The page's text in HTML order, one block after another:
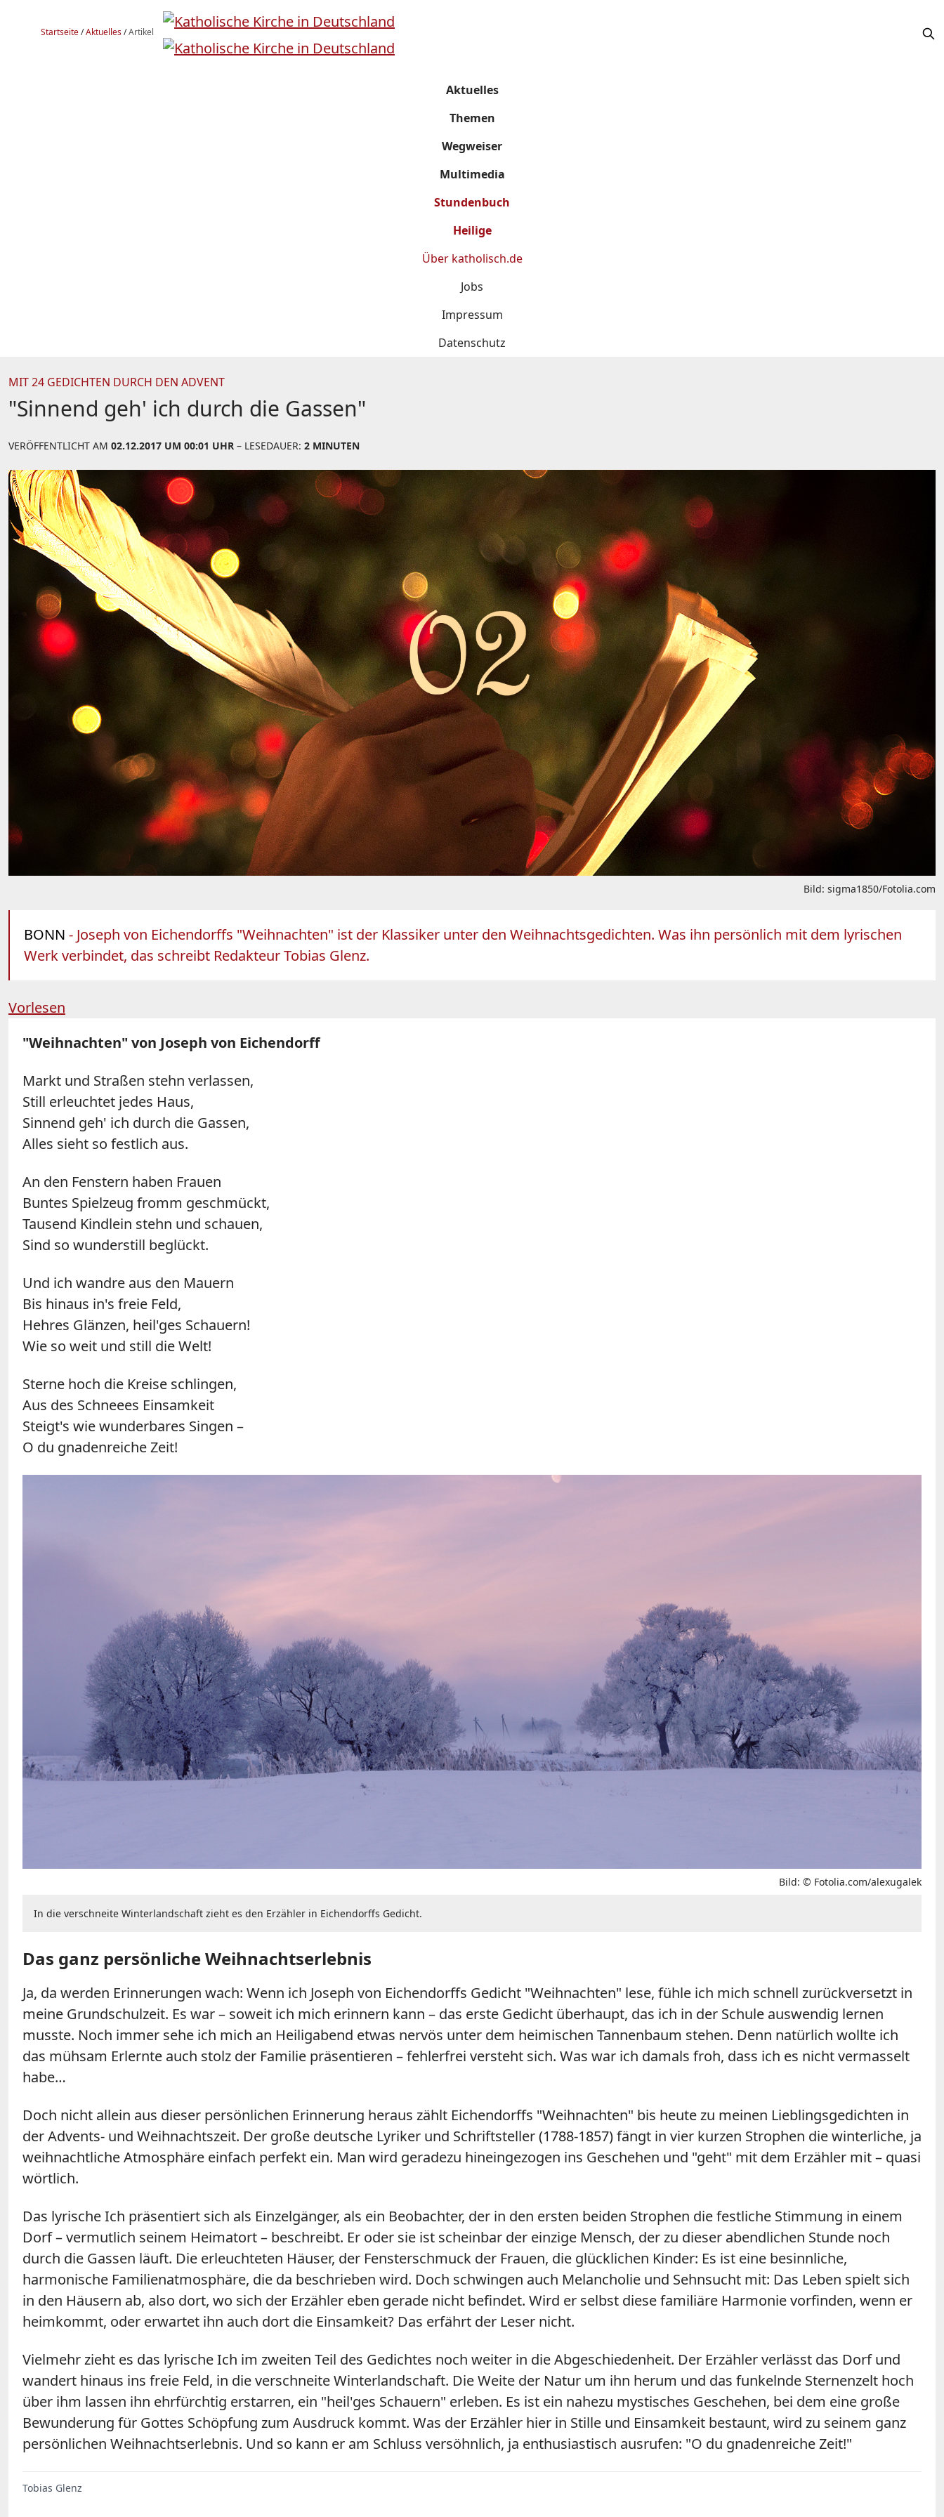
Startseite/Aktuelles/Artikel
Aktuelles
Themen
Wegweiser
Multimedia
Stundenbuch
Heilige
Über katholisch.de
Jobs
Impressum
Datenschutz
MIT 24 GEDICHTEN DURCH DEN ADVENT
"Sinnend geh' ich durch die Gassen"
VERÖFFENTLICHT AM 02.12.2017 UM 00:01 UHR – LESEDAUER: 2 MINUTEN
Bild: sigma1850/Fotolia.com
BONN - Joseph von Eichendorffs "Weihnachten" ist der Klassiker unter den Weihnachtsgedichten. Was ihn persönlich mit dem lyrischen
Werk verbindet, das schreibt Redakteur Tobias Glenz.
Vorlesen
"Weihnachten" von Joseph von Eichendorff
Markt und Straßen stehn verlassen,
Still erleuchtet jedes Haus,
Sinnend geh' ich durch die Gassen,
Alles sieht so festlich aus.
An den Fenstern haben Frauen
Buntes Spielzeug fromm geschmückt,
Tausend Kindlein stehn und schauen,
Sind so wunderstill beglückt.
Und ich wandre aus den Mauern
Bis hinaus in's freie Feld,
Hehres Glänzen, heil'ges Schauern!
Wie so weit und still die Welt!
Sterne hoch die Kreise schlingen,
Aus des Schneees Einsamkeit
Steigt's wie wunderbares Singen –
O du gnadenreiche Zeit!
Bild: © Fotolia.com/alexugalek
In die verschneite Winterlandschaft zieht es den Erzähler in Eichendorffs Gedicht.
Das ganz persönliche Weihnachtserlebnis
Ja, da werden Erinnerungen wach: Wenn ich Joseph von Eichendorffs Gedicht "Weihnachten" lese, fühle ich mich schnell zurückversetzt in
meine Grundschulzeit. Es war – soweit ich mich erinnern kann – das erste Gedicht überhaupt, das ich in der Schule auswendig lernen
musste. Noch immer sehe ich mich an Heiligabend etwas nervös unter dem heimischen Tannenbaum stehen. Denn natürlich wollte ich
das mühsam Erlernte auch stolz der Familie präsentieren – fehlerfrei versteht sich. Was war ich damals froh, dass ich es nicht vermasselt
habe…
Doch nicht allein aus dieser persönlichen Erinnerung heraus zählt Eichendorffs "Weihnachten" bis heute zu meinen Lieblingsgedichten in
der Advents- und Weihnachtszeit. Der große deutsche Lyriker und Schriftsteller (1788-1857) fängt in vier kurzen Strophen die winterliche, ja
weihnachtliche Atmosphäre einfach perfekt ein. Man wird geradezu hineingezogen ins Geschehen und "geht" mit dem Erzähler mit – quasi
wörtlich.
Das lyrische Ich präsentiert sich als Einzelgänger, als ein Beobachter, der in den ersten beiden Strophen die festliche Stimmung in einem
Dorf – vermutlich seinem Heimatort – beschreibt. Er oder sie ist scheinbar der einzige Mensch, der zu dieser abendlichen Stunde noch
durch die Gassen läuft. Die erleuchteten Häuser, der Fensterschmuck der Frauen, die glücklichen Kinder: Es ist eine besinnliche,
harmonische Familienatmosphäre, die da beschrieben wird. Doch schwingen auch Melancholie und Sehnsucht mit: Das Leben spielt sich
in den Häusern ab, also dort, wo sich der Erzähler eben gerade nicht befindet. Wird er selbst diese familiäre Harmonie vorfinden, wenn er
heimkommt, oder erwartet ihn auch dort die Einsamkeit? Das erfährt der Leser nicht.
Vielmehr zieht es das lyrische Ich im zweiten Teil des Gedichtes noch weiter in die Abgeschiedenheit. Der Erzähler verlässt das Dorf und
wandert hinaus ins freie Feld, in die verschneite Winterlandschaft. Die Weite der Natur um ihn herum und das funkelnde Sternenzelt hoch
über ihm lassen ihn ehrfürchtig erstarren, ein "heil'ges Schauern" erleben. Es ist ein nahezu mystisches Geschehen, bei dem eine große
Bewunderung für Gottes Schöpfung zum Ausdruck kommt. Was der Erzähler hier in Stille und Einsamkeit bestaunt, wird zu seinem ganz
persönlichen Weihnachtserlebnis. Und so kann er am Schluss versöhnlich, ja enthusiastisch ausrufen: "O du gnadenreiche Zeit!"
Tobias Glenz